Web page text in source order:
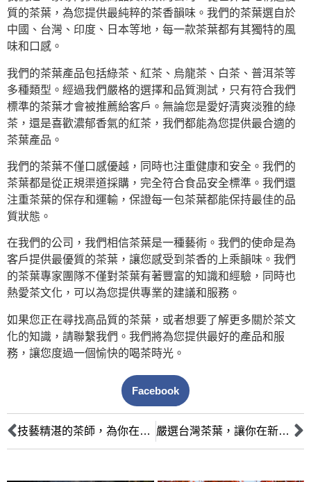
質的茶葉，為您提供最純粹的茶香韻味。我們的茶葉選自於
中國、台灣、印度、日本等地，每一款茶葉都有其獨特的風
味和口感。
我們的茶葉產品包括綠茶、紅茶、烏龍茶、白茶、普洱茶等
多種類型。經過我們嚴格的選擇和品質測試，只有符合我們
標準的茶葉才會被推薦給客戶。無論您是愛好清爽淡雅的綠
茶，還是喜歡濃郁香氣的紅茶，我們都能為您提供最合適的
茶葉產品。
我們的茶葉不僅口感優越，同時也注重健康和安全。我們的
茶葉都是從正規渠道採購，完全符合食品安全標準。我們還
注重茶葉的保存和運輸，保證每一包茶葉都能保持最佳的品
質狀態。
在我們的公司，我們相信茶葉是一種藝術。我們的使命是為
客戶提供最優質的茶葉，讓您感受到茶香的上乘韻味。我們
的茶葉專家團隊不僅對茶葉有著豐富的知識和經驗，同時也
熱愛茶文化，可以為您提供專業的建議和服務。
如果您正在尋找高品質的茶葉，或者想要了解更多關於茶文
化的知識，請聯繫我們。我們將為您提供最好的產品和服
務，讓您度過一個愉快的喝茶時光。
Facebook
技藝精湛的茶師，為你在新北茶藝館打造絕美茶道體驗 嚴選台灣茶葉，讓你在新北茶藝館品味最道地的茶香